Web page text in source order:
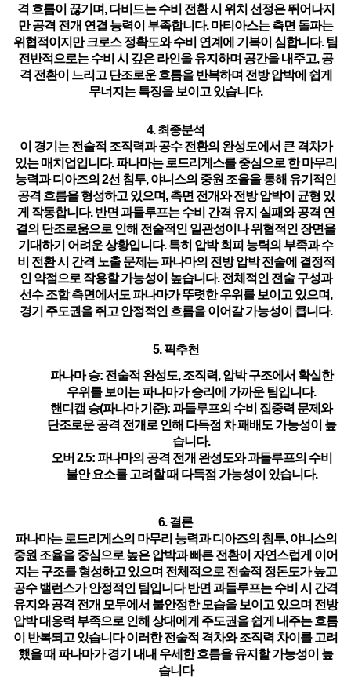
격 흐름이 끊기며, 다비드는수비 전환 시 위치 선정은 뛰어나지
만 공격 전개 연결 능력이 부족합니다. 마티아스는측면 돌파는
위협적이지만 크로스 정확도와 수비 연계에 기복이 심합니다. 팀
전반적으로는수비 시 깊은 라인을 유지하며 공간을 내주고,공
격 전환이 느리고 단조로운 흐름을 반복하며 전방 압박에 쉽게
무너지는 특징을 보이고 있습니다.
4. 최종분석
이 경기는전술적 조직력과 공수 전환의 완성도에서 큰 격차가
있는 매치업입니다. 파나마는 로드리게스를 중심으로 한마무리
능력과 디아즈의 2선 침투, 야니스의 중원 조율을 통해 유기적인
공격 흐름을 형성하고 있으며, 측면 전개와 전방 압박이 균형 있
게 작동합니다. 반면 과들루프는수비 간격 유지 실패와 공격 연
결의 단조로움으로 인해 전술적인 일관성이나 위협적인 장면을
기대하기 어려운 상황입니다. 특히 압박 회피 능력의 부족과 수
비 전환 시 간격 노출 문제는 파나마의 전방 압박 전술에 결정적
인 약점으로 작용할 가능성이 높습니다.전체적인 전술 구성과
선수 조합 측면에서도 파나마가 뚜렷한 우위 를 보이고 있으며,
경기 주도권을 쥐고 안정적인 흐름을 이어갈 가능성이 큽니다.
5. 픽추천
파나마 승: 전술적 완성도, 조직력, 압박 구조에서 확실한
우위를 보이는 파나마가 승리에 가까운 팀입니다.
핸디캡 승(파나마 기준): 과들루프의 수비 집중력 문제와
단조로운 공격 전개로 인해 다득점 차 패배도 가능성이 높
습니다.
오버 2.5: 파나마의 공격 전개 완성도와 과들루프의 수비
불안 요소를 고려할 때 다득점 가능성이 있습니다.
6. 결론
파나마는 로드리게스의 마무리 능력과 디아즈의 침투, 야니스의
중원 조율을 중심으로 높은 압박과 빠른 전환이 자연스럽게 이어
지는 구조를 형성하고 있으며 전체적으로 전술적 정돈도가 높고
공수 밸런스가 안정적인 팀입니다 반면 과들루프는 수비 시 간격
유지와 공격 전개 모두에서 불안정한 모습을 보이고 있으며 전방
압박 대응력 부족으로 인해 상대에게 주도권을 쉽게 내주는 흐름
이 반복되고 있습니다 이러한 전술적 격차와 조직력 차이를 고려
했을 때 파나마가 경기 내내 우세한 흐름을 유지할 가능성이 높
습니다